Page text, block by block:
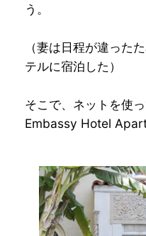
う。
（妻は日程が違った
テルに宿泊した）
そこで、ネットを使
Embassy Hotel